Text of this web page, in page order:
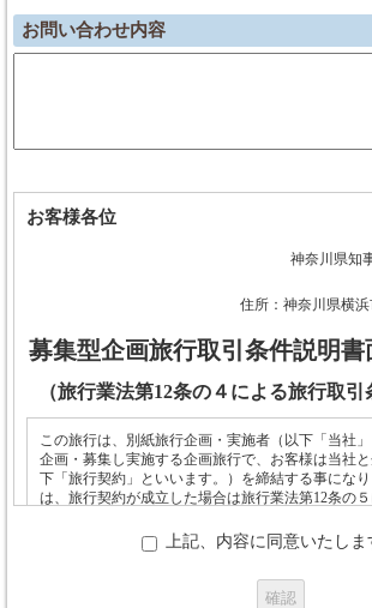
お問い合わせ内容
お客様各位
神奈川県知
住所：神奈川県横
募集型企画旅行取引条件説明書
（旅行業法第12条の４による旅行取引
この旅行は、別紙旅行企画・実施者（以下「当社
企画・募集し実施する企画旅行で、お客様は当社
下「旅行契約」といいます。）を締結する事にな
は、旅行契約が成立した場合は旅行業法第12条の
上記、内容に同意いたしま